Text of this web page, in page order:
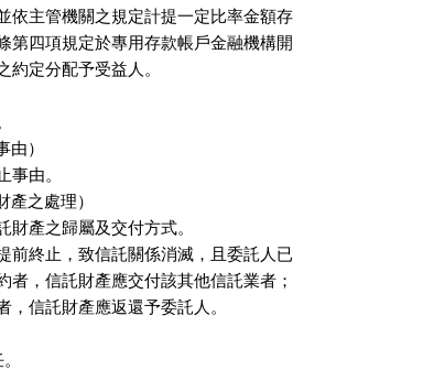
依主管機關之規定計提一定比率金額存
第四項規定於專用存款帳戶金融機構開
約定分配予受益人。
由）
事由。
產之處理）
財產之歸屬及交付方式。
前終止，致信託關係消滅，且委託人已
者，信託財產應交付該其他信託業者；
，信託財產應返還予委託人。